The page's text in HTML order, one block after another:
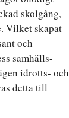
skolgång,
Vilket skapat
och
samhälls-
idrotts- och
detta till